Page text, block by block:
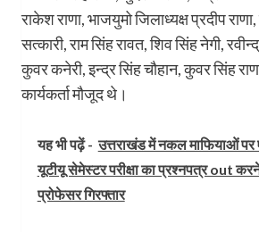
राकेश राणा, भाजयुमो जिलाध्यक्ष प्रदीप
सत्कारी, राम सिंह रावत, शिव सिंह नेगी,
कुवर कनेरी, इन्द्र सिंह चौहान, कुवर सिंह
कार्यकर्ता मौजूद थे।
यह भी पढ़ें - उत्तराखंड में नकल माफियाओं पर
यूटीयू सेमेस्टर परीक्षा का प्रश्नपत्र out
प्रोफेसर गिरफ्तार